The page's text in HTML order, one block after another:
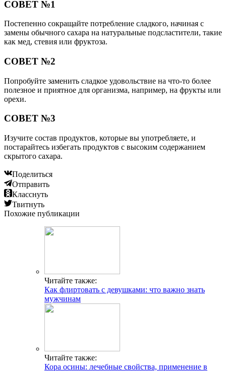
СОВЕТ №1
Постепенно сокращайте потребление сладкого, начиная с
замены обычного сахара на натуральные подсластители, такие
как мед, стевия или фруктоза.
СОВЕТ №2
Попробуйте заменить сладкое удовольствие на что-то более
полезное и приятное для организма, например, на фрукты или
орехи.
СОВЕТ №3
Изучите состав продуктов, которые вы употребляете, и
постарайтесь избегать продуктов с высоким содержанием
скрытого сахара.
Поделиться
Отправить
Класснуть
Твитнуть
Похожие публикации
Читайте также:
Как флиртовать с девушками: что важно знать
мужчинам
Читайте также:
Кора осины: лечебные свойства, применение в